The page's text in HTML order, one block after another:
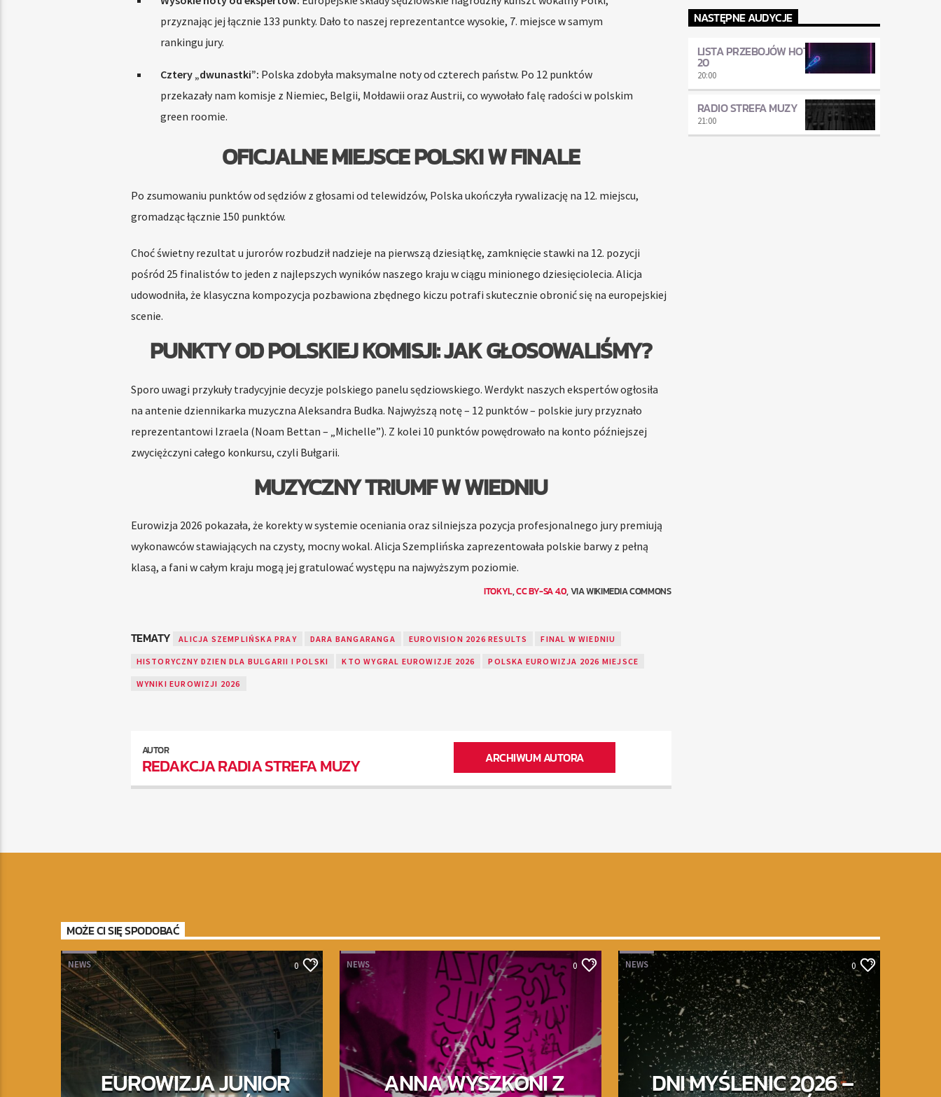
przyznając jej łącznie 133 punkty. Dało to naszej reprezentantce wysokie, 7. miejsce w samym
rankingu jury.
Cztery „dwunastki”: Polska zdobyła maksymalne noty od czterech państw. Po 12 punktów
przekazały nam komisje z Niemiec, Belgii, Mołdawii oraz Austrii, co wywołało falę radości w polskim
green roomie.
OFICJALNE MIEJSCE POLSKI W FINALE
Po zsumowaniu punktów od sędziów z głosami od telewidzów, Polska ukończyła rywalizację na 12. miejscu,
gromadząc łącznie 150 punktów.
Choć świetny rezultat u jurorów rozbudził nadzieje na pierwszą dziesiątkę, zamknięcie stawki na 12. pozycji
pośród 25 finalistów to jeden z najlepszych wyników naszego kraju w ciągu minionego dziesięciolecia. Alicja
udowodniła, że klasyczna kompozycja pozbawiona zbędnego kiczu potrafi skutecznie obronić się na europejskiej
scenie.
PUNKTY OD POLSKIEJ KOMISJI: JAK GŁOSOWALIŚMY?
Sporo uwagi przykuły tradycyjnie decyzje polskiego panelu sędziowskiego. Werdykt naszych ekspertów ogłosiła
na antenie dziennikarka muzyczna Aleksandra Budka. Najwyższą notę – 12 punktów – polskie jury przyznało
reprezentantowi Izraela (Noam Bettan – „Michelle”). Z kolei 10 punktów powędrowało na konto późniejszej
zwyciężczyni całego konkursu, czyli Bułgarii.
MUZYCZNY TRIUMF W WIEDNIU
Eurowizja 2026 pokazała, że korekty w systemie oceniania oraz silniejsza pozycja profesjonalnego jury premiują
wykonawców stawiających na czysty, mocny wokal. Alicja Szemplińska zaprezentowała polskie barwy z pełną
klasą, a fani w całym kraju mogą jej gratulować występu na najwyższym poziomie.
ITOKYL,CC BY-SA 4.0, VIA WIKIMEDIA COMMONS
TEMATY ALICJA SZEMPLIŃSKA PRAY DARA BANGARANGA EUROVISION 2026 RESULTS FINAL W WIEDNIU
HISTORYCZNY DZIEN DLA BULGARII I POLSKI KTO WYGRAL EUROWIZJE 2026 POLSKA EUROWIZJA 2026 MIEJSCE
WYNIKI EUROWIZJI 2026
AUTOR
REDAKCJA RADIA STREFA MUZY ARCHIWUM AUTORA
NASTĘPNE AUDYCJE
LISTA PRZEBOJÓW HOT
20
20:00
RADIO STREFA MUZY
21:00
MOŻE CI SIĘ SPODOBAĆ
NEWS 0
EUROWIZJA JUNIOR
NEWS 0
ANNA WYSZKONI Z
NEWS 0
DNI MYŚLENIC 2026 –